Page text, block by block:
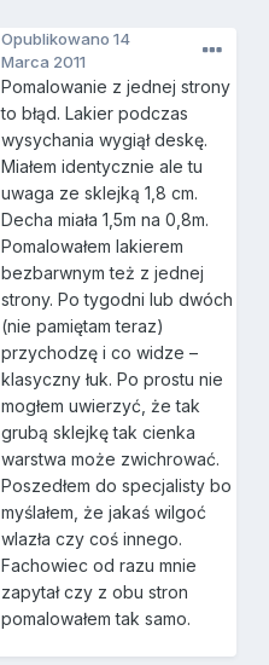
Opublikowano14
Marca 2011
Pomalowanie z jednej strony
to błąd. Lakier podczas
wysychania wygiął deskę.
Miałem identycznie ale tu
uwaga ze sklejką 1,8 cm.
Decha miała 1,5m na 0,8m.
Pomalowałem lakierem
bezbarwnym też z jednej
strony. Po tygodni lub dwóch
(nie pamiętam teraz)
przychodzę i co widze –
klasyczny łuk. Po prostu nie
mogłem uwierzyć, że tak
grubą sklejkę tak cienka
warstwa może zwichrować.
Poszedłem do specjalisty bo
myślałem, że jakaś wilgoć
wlazła czy coś innego.
Fachowiec od razu mnie
zapytał czy z obu stron
pomalowałem tak samo.